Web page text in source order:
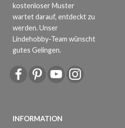
kostenloser Muster
wartet darauf, entdeckt zu
werden. Unser
Lindehobby-Team wünscht
gutes Gelingen.
INFORMATION